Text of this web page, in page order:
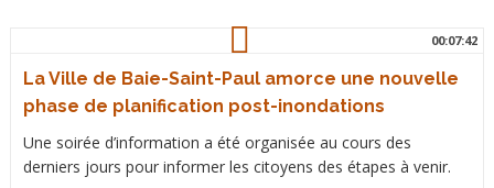
00:07:42
La Ville de Baie-Saint-Paul amorce une nouvelle
phase de planification post-inondations
Une soirée d’information a été organisée au cours des
derniers jours pour informer les citoyens des étapes à venir.